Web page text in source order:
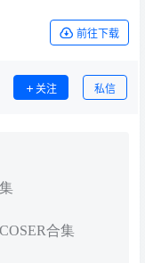
前往下载
关注 私信
合集